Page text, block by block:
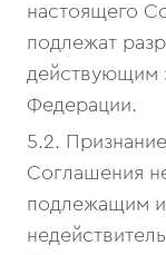
настоящего
подлежат
действующим
Федерации.
5.2.
Соглашения
подлежащим